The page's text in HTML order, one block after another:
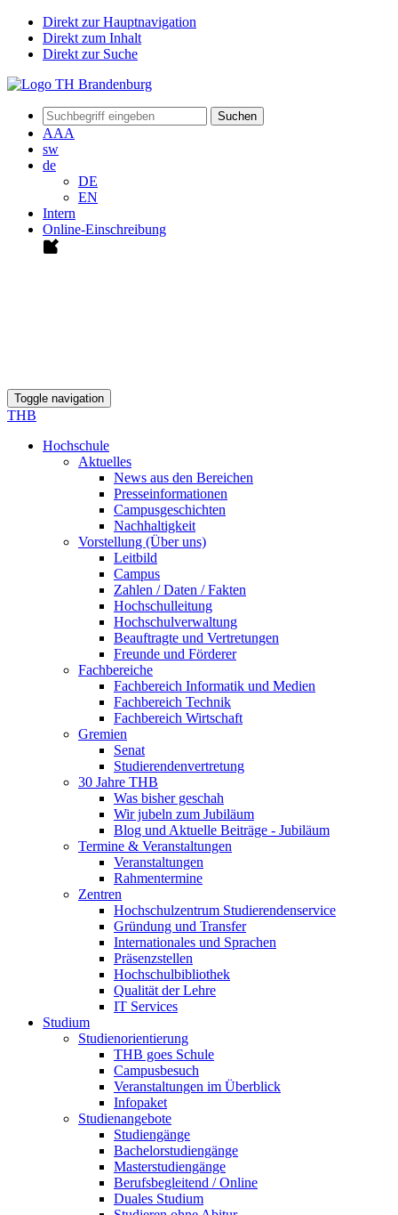
Direkt zur Hauptnavigation
Direkt zum Inhalt
Direkt zur Suche
Suchen
AAA
sw
de
DE
EN
Intern
Online-Einschreibung
Toggle navigation
THB
Hochschule
Aktuelles
News aus den Bereichen
Presseinformationen
Campusgeschichten
Nachhaltigkeit
Vorstellung (Über uns)
Leitbild
Campus
Zahlen / Daten / Fakten
Hochschulleitung
Hochschulverwaltung
Beauftragte und Vertretungen
Freunde und Förderer
Fachbereiche
Fachbereich Informatik und Medien
Fachbereich Technik
Fachbereich Wirtschaft
Gremien
Senat
Studierendenvertretung
30 Jahre THB
Was bisher geschah
Wir jubeln zum Jubiläum
Blog und Aktuelle Beiträge - Jubiläum
Termine & Veranstaltungen
Veranstaltungen
Rahmentermine
Zentren
Hochschulzentrum Studierendenservice
Gründung und Transfer
Internationales und Sprachen
Präsenzstellen
Hochschulbibliothek
Qualität der Lehre
IT Services
Studium
Studienorientierung
THB goes Schule
Campusbesuch
Veranstaltungen im Überblick
Infopaket
Studienangebote
Studiengänge
Bachelorstudiengänge
Masterstudiengänge
Berufsbegleitend / Online
Duales Studium